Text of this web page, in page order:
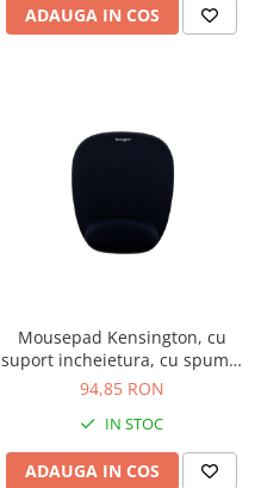
ADAUGA IN COS
Mousepad Kensington, cu
suport incheietura, cu spuma,
negru
94,85 RON
IN STOC
ADAUGA IN COS